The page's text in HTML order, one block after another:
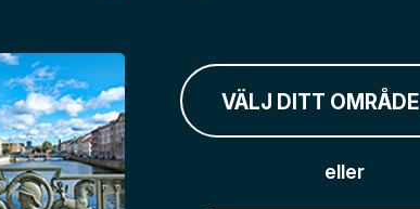
VÄLJ DITT OMRÅDE
eller